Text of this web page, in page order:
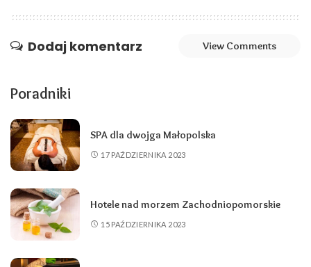
Dodaj komentarz View Comments
Poradniki
SPA dla dwojga Małopolska
17 PAŹDZIERNIKA 2023
Hotele nad morzem Zachodniopomorskie
15 PAŹDZIERNIKA 2023